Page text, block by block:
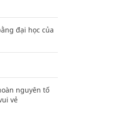
đại học của
nguyên tố
vẻ